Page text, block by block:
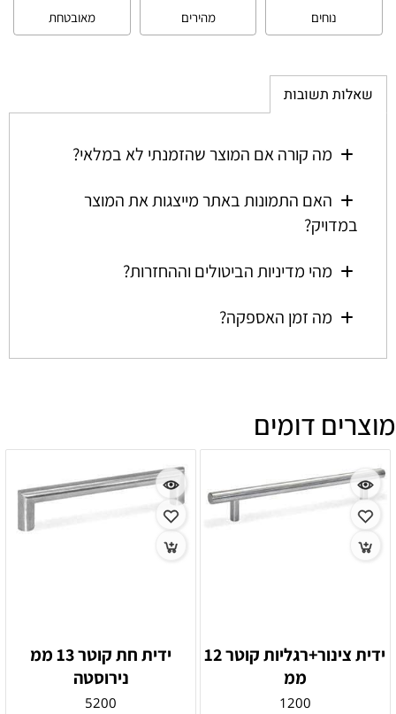
נוחים
מהירים
מאובטחת
שאלות תשובות
מה קורה אם המוצר שהזמנתי לא במלאי?
האם התמונות באתר מייצגות את המוצר
במדויק?
מהי מדיניות הביטולים וההחזרות?
מה זמן האספקה?
מוצרים דומים
ידית צינור+רגליות קוטר 12
ממ
1200
ידית חת קוטר 13 ממ
נירוסטה
5200